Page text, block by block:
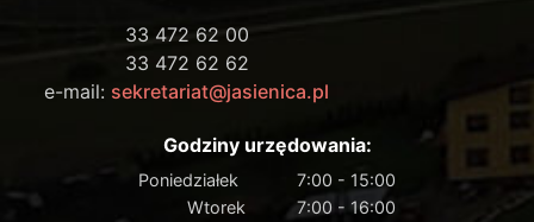
33 472 62 00
33 472 62 62
e-mail: sekretariat@jasienica.pl
Godziny urzędowania:
Poniedziałek
7:00 - 15:00
Wtorek
7:00 - 16:00